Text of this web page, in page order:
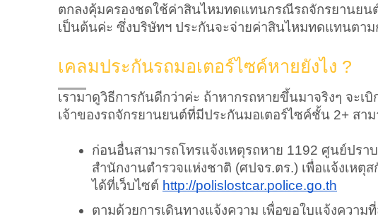
ตกลงคุ้มครองชดใช้ค่าสินไหมทดแทนกรณีรถจักรยานย
เป็นต้นค่ะ ซึ่งบริษัทฯ ประกันจะจ่ายค่าสินไหมทดแทนตา
เคลมประกันรถมอเตอร์ไซค์หายยังไง ?
เรามาดูวิธีการกันดีกว่าค่ะ ถ้าหากรถหายขึ้นมาจริงๆ จะเ
เจ้าของรถจักรยานยนต์ที่มีประกันมอเตอร์ไซค์ชั้น 2+ สา
ก่อนอื่นสามารถโทรแจ้งเหตุรถหาย 1192 ศูนย์ปร
สำนักงานตำรวจแห่งชาติ (ศปจร.ตร.) เพื่อแจ้งเห
ได้ที่เว็บไซต์ http://polislostcar.police.go.th
ตามด้วยการเดินทางแจ้งความ เพื่อขอใบแจ้งควา